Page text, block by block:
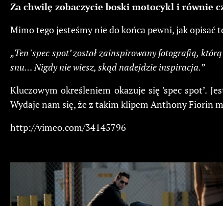
Za chwilę zobaczycie boski motocykl i równie
Mimo tego jesteśmy nie do końca pewni, jak
„Ten 'spec spot’ został zainspirowany fotografią,
snu… Nigdy nie wiesz, skąd nadejdzie inspiracja.”
Kluczowym określeniem okazuje się 'spec spot’.
Wydaje nam się, że z takim klipem Anthony Fiorin
http://vimeo.com/34145796